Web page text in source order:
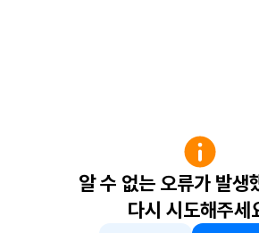
알 수 없는 오류가 발생
다시 시도해주세